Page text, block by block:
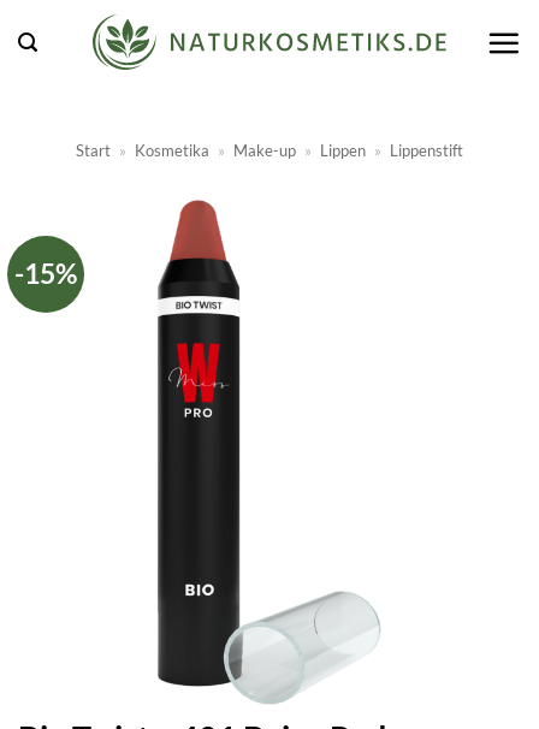
Inhalt
Start » Kosmetika » Make-up » Lippen » Lippenstift
-15%